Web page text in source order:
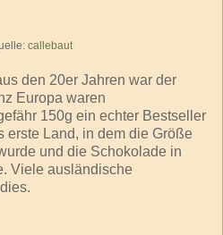
callebaut
den 20er Jahren war der
Europa waren
150g ein echter Bestseller
erste Land, in dem die Größe
und die Schokolade in
Viele ausländische